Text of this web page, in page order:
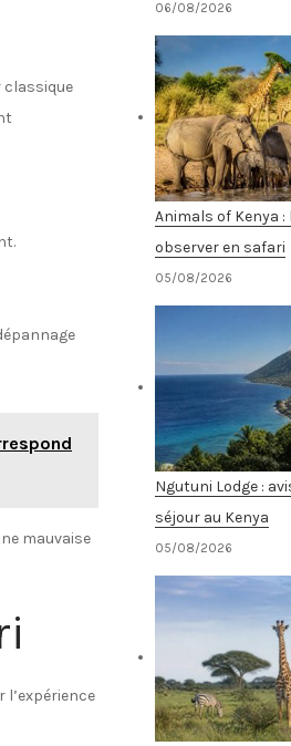
classique
mauvaise
l’expérience
06/08/2026
Animals of Kenya
observer en safari
05/08/2026
Ngutuni Lodge :
séjour au Kenya
05/08/2026